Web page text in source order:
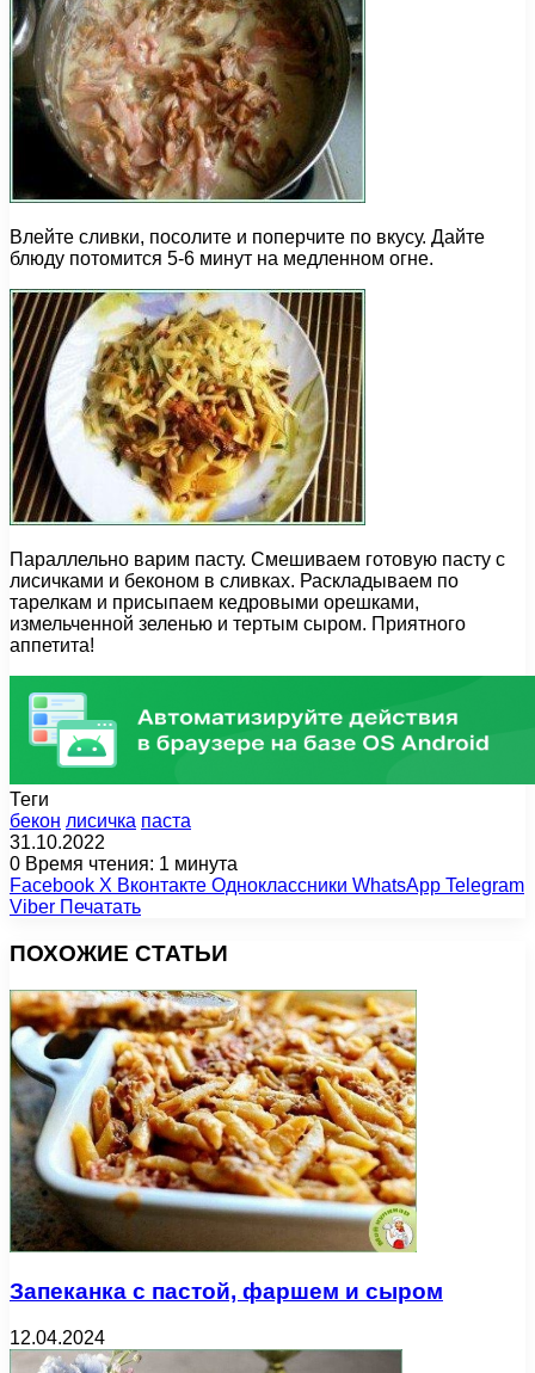
Влейте сливки, посолите и поперчите по вкусу. Дайте
блюду потомится 5-6 минут на медленном огне.
Параллельно варим пасту. Смешиваем готовую пасту с
лисичками и беконом в сливках. Раскладываем по
тарелкам и присыпаем кедровыми орешками,
измельченной зеленью и тертым сыром. Приятного
аппетита!
Теги
бекон лисичка паста
31.10.2022
0 Время чтения: 1 минута
Facebook X Вконтакте Одноклассники WhatsApp Telegram
Viber Печатать
ПОХОЖИЕ СТАТЬИ
Запеканка с пастой, фаршем и сыром
12.04.2024